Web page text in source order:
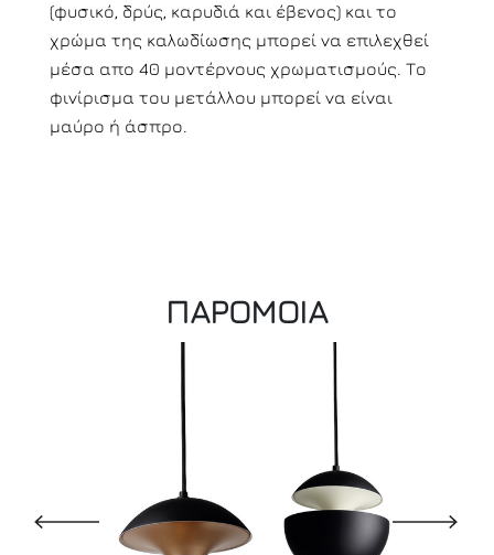
(φυσικό, δρύς, καρυδιά και έβενος) και το
χρώμα της καλωδίωσης μπορεί να επιλεχθεί
μέσα απο 40 μοντέρνους χρωματισμούς. Το
φινίρισμα του μετάλλου μπορεί να είναι
μαύρο ή άσπρο.
ΠΑΡΟΜΟΙΑ